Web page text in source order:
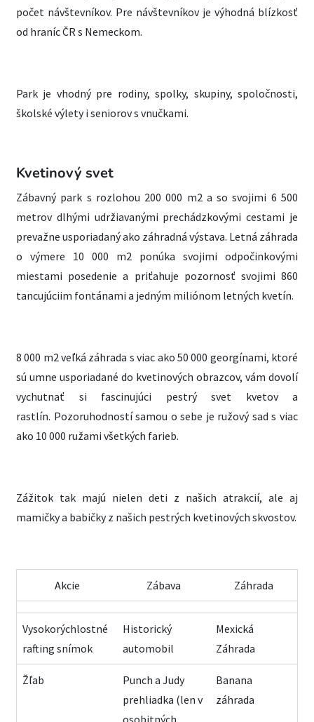
počet návštevníkov. Pre návštevníkov je výhodná blízkosť
od hraníc ČR s Nemeckom.
Park je vhodný pre rodiny, spolky, skupiny, spoločnosti,
školské výlety i seniorov s vnučkami.
Kvetinový svet
Zábavný park s rozlohou 200 000 m2 a so svojimi 6 500
metrov dlhými udržiavanými prechádzkovými cestami je
prevažne usporiadaný ako záhradná výstava. Letná záhrada
o výmere 10 000 m2 ponúka svojimi odpočinkovými
miestami posedenie a priťahuje pozornosť svojimi 860
tancujúciim fontánami a jedným miliónom letných kvetín.
8 000 m2 veľká záhrada s viac ako 50 000 georgínami, ktoré
sú umne usporiadané do kvetinových obrazcov, vám dovolí
vychutnať si fascinujúci pestrý svet kvetov a
rastlín. Pozoruhodností samou o sebe je ružový sad s viac
ako 10 000 ružami všetkých farieb.
Zážitok tak majú nielen deti z našich atrakcií, ale aj
mamičky a babičky z našich pestrých kvetinových skvostov.
Akcie Zábava Záhrada
Vysokorýchlostné
rafting snímok
Historický
automobil
Mexická
Záhrada
Žľab
Punch a Judy
prehliadka (len v
osobitných
Banana
záhrada